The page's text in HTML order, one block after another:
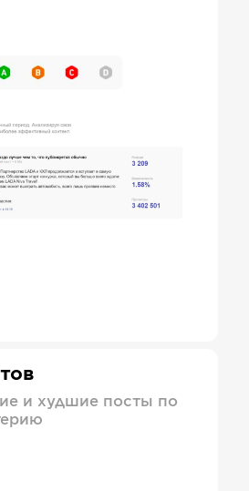
и худшие посты по